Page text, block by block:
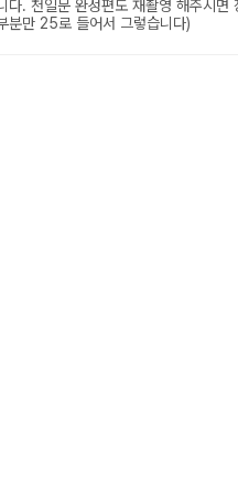
다. 천일문 완성편도 재촬영 해주시
분만 25로 들어서 그렇습니다)